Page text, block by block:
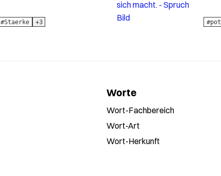
#Staerke +3
Worte
Wort-Fachbereich
Wort-Art
Wort-Herkunft